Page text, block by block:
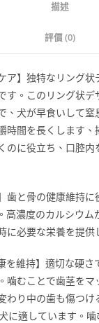
描述
評價 (0)
ア】独特なリング
す。このリング状
、犬が早食いして
時間を長くします
のに役立ち、口腔内
歯と骨の健康維持
高濃度のカルシウム
に必要な栄養を提供
を維持】適切な硬
噛むことで歯茎を
わり中の歯も傷つけ
に適しています。